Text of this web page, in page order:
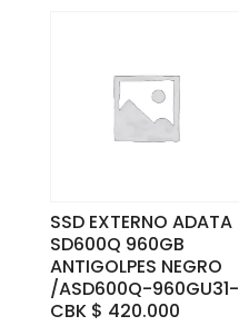
SSD EXTERNO ADATA
SD600Q 960GB
ANTIGOLPES NEGRO
/ASD600Q-960GU31-
CBK $ 420.000